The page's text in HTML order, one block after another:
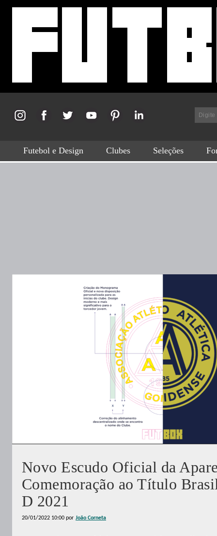
Futebol e Design Clubes Seleções
Novo Escudo Oficial da
Comemoração ao Título
D 2021
20/01/2022 10:00 por João Corneta